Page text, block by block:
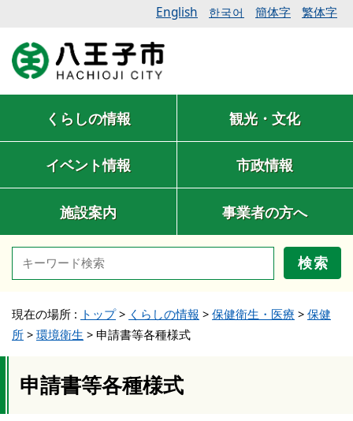
English 한국어 簡体字 繁体字
くらしの情報 観光・文化
イベント情報 市政情報
施設案内 事業者の方へ
検索
現在の場所 : トップ> くらしの情報 > 保健衛生・医療 > 保健
所 > 環境衛生 > 申請書等各種様式
申請書等各種様式